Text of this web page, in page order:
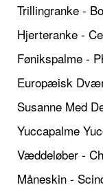
Trillingranke -
Hjerteranke -
Fønikspalme -
Europæisk
Susanne Med
Yuccapalme
Væddeløber -
Måneskin -